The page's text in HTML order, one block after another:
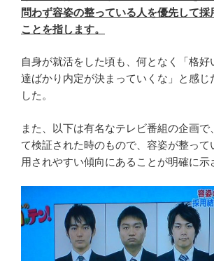
問わず容姿の整っている人を優先して採
ことを指します。
自身が就活をした頃も、何となく「格好
達ばかり内定が決まっていくな」と感じ
した。
また、以下は有名なテレビ番組の企画で
て検証された時のもので、容姿が整って
用されやすい傾向にあることが明確に示